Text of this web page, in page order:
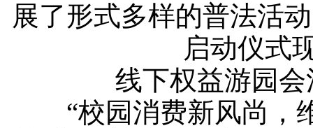
展了形式多样的普法活
启动仪式
线下权益游园会
“校园消费新风尚，